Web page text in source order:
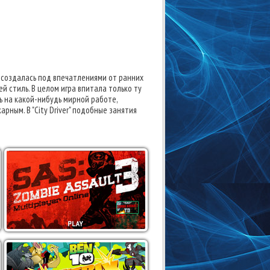
под впечатлениями от ранних
стиль. В целом игра впитала только ту
на какой-нибудь мирной работе,
В "City Driver" подобные занятия